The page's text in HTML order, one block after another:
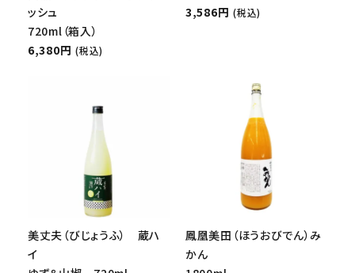
ッシュ
720ml（箱入）
6,380円 (税込)
3,586円 (税込)
美丈夫（びじょうふ） 蔵ハ
イ
鳳凰美田（ほうおびでん）み
かん